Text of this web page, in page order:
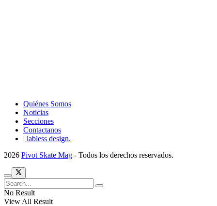
Quiénes Somos
Noticias
Secciones
Contactanos
| labless design.
2026 Pivot Skate Mag - Todos los derechos reservados.
No Result
View All Result